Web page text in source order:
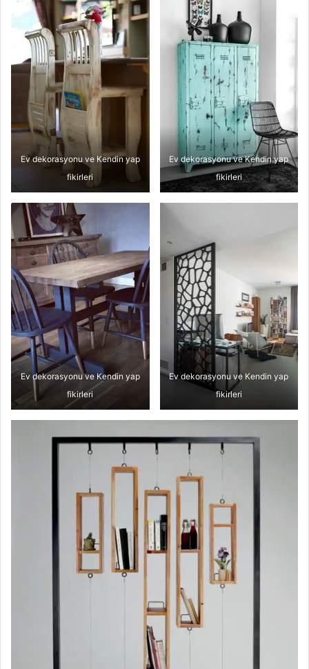
Ev dekorasyonu ve Kendin yap
fikirleri
Ev dekorasyonu ve Kendin yap
fikirleri
Ev dekorasyonu ve Kendin yap
fikirleri
Ev dekorasyonu ve Kendin yap
fikirleri